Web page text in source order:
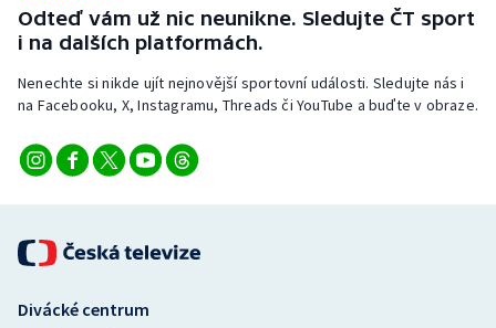
Triatlon
Veslování
Volejbal
Ostatní
Odteď vám už nic neunikne. Sledujte ČT sport
i na dalších platformách.
Nenechte si nikde ujít nejnovější sportovní události. Sledujte nás i
na Facebooku, X, Instagramu, Threads či YouTube a buďte v obraze.
Divácké centrum